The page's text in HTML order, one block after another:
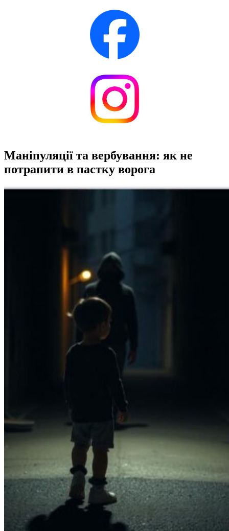
Маніпуляції та вербування: як не
потрапити в пастку ворога